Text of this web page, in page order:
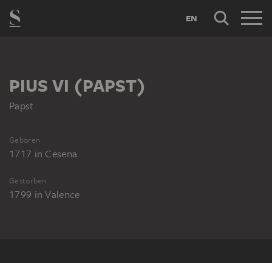
EN
PIUS VI (PAPST)
Papst
Geboren
1717 in Cesena
Gestorben
1799 inValence